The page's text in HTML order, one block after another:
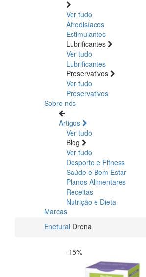
Ver tudo
Afrodisíacos
Estimulantes
Lubrificantes
Ver tudo
Lubrificantes
Preservativos
Ver tudo
Preservativos
Sobre nós
Artigos
Ver tudo
Blog
Ver tudo
Desporto e Fitness
Saúde e Bem Estar
Planos Alimentares
Receitas
Nutrição e Dieta
Marcas
Enetural Drena
-15%